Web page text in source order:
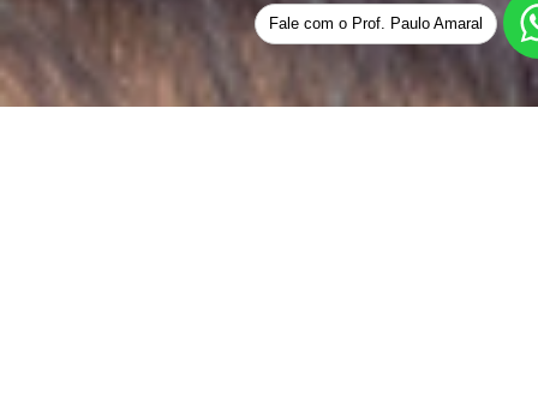
Fale com o Prof. Paulo Amaral